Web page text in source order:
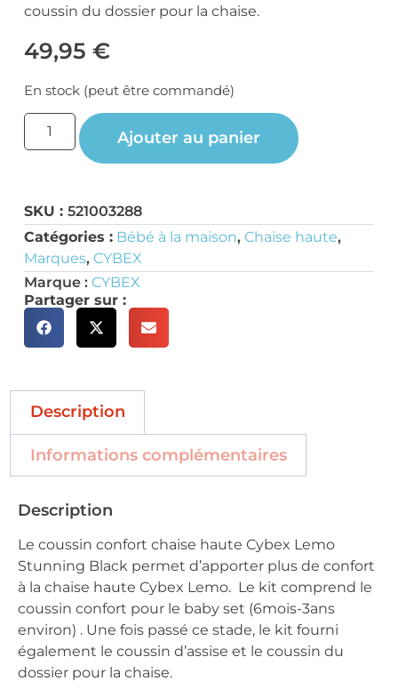
coussin du dossier pour la chaise.
49,95 €
En stock (peut être commandé)
Ajouter au panier
SKU : 521003288
Catégories : Bébé à la maison, Chaise haute,
Marques, CYBEX
Marque : CYBEX
Partager sur :
Description
Informations complémentaires
Description
Le coussin confort chaise haute Cybex Lemo
Stunning Black permet d’apporter plus de confort
à la chaise haute Cybex Lemo. Le kit comprend le
coussin confort pour le baby set (6mois-3ans
environ) . Une fois passé ce stade, le kit fourni
également le coussin d’assise et le coussin du
dossier pour la chaise.